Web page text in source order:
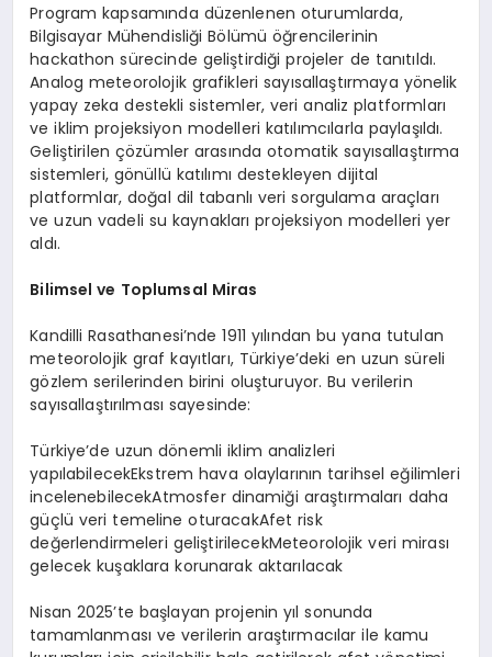
Program kapsamında düzenlenen oturumlarda,
Bilgisayar Mühendisliği Bölümü öğrencilerinin
hackathon sürecinde geliştirdiği projeler de tanıtıldı.
Analog meteorolojik grafikleri sayısallaştırmaya yönelik
yapay zeka destekli sistemler, veri analiz platformları
ve iklim projeksiyon modelleri katılımcılarla paylaşıldı.
Geliştirilen çözümler arasında otomatik sayısallaştırma
sistemleri, gönüllü katılımı destekleyen dijital
platformlar, doğal dil tabanlı veri sorgulama araçları
ve uzun vadeli su kaynakları projeksiyon modelleri yer
aldı.
Bilimsel ve Toplumsal Miras
Kandilli Rasathanesi’nde 1911 yılından bu yana tutulan
meteorolojik graf kayıtları, Türkiye’deki en uzun süreli
gözlem serilerinden birini oluşturuyor. Bu verilerin
sayısallaştırılması sayesinde:
Türkiye’de uzun dönemli iklim analizleri
yapılabilecekEkstrem hava olaylarının tarihsel eğilimleri
incelenebilecekAtmosfer dinamiği araştırmaları daha
güçlü veri temeline oturacakAfet risk
değerlendirmeleri geliştirilecekMeteorolojik veri mirası
gelecek kuşaklara korunarak aktarılacak
Nisan 2025’te başlayan projenin yıl sonunda
tamamlanması ve verilerin araştırmacılar ile kamu